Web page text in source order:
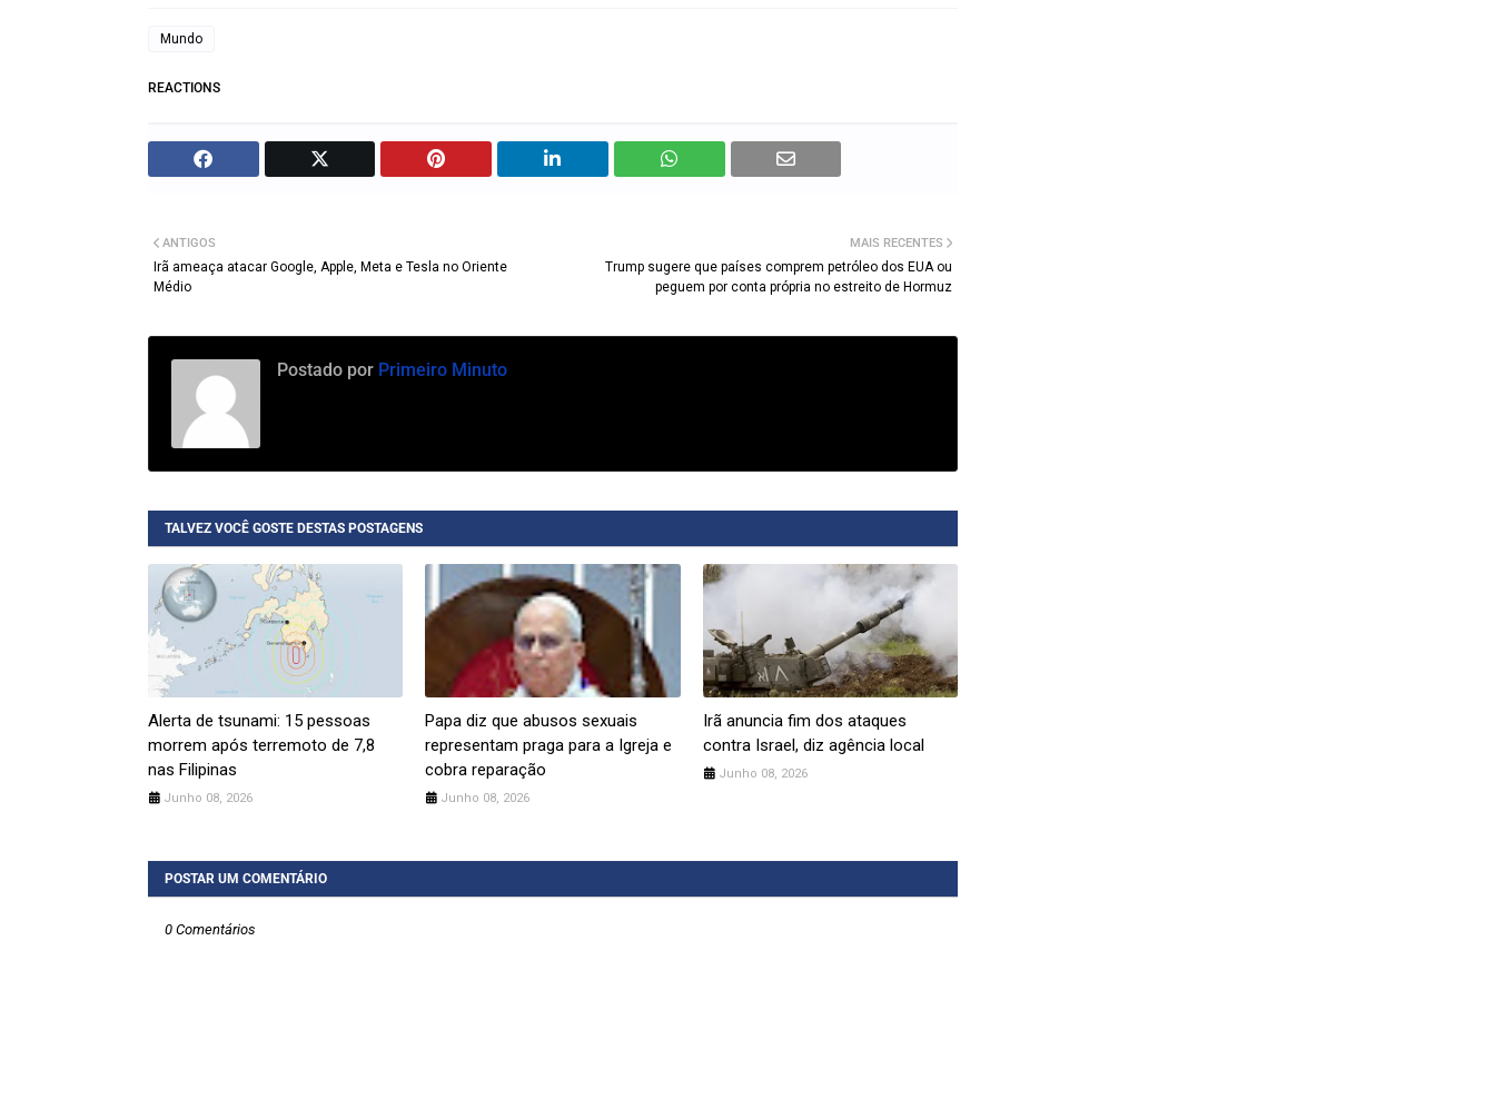
Mundo
REACTIONS
MAIS RECENTES
Trump sugere que países comprem petróleo dos EUA ou
peguem por conta própria no estreito de Hormuz
ANTIGOS
Irã ameaça atacar Google, Apple, Meta e Tesla no Oriente
Médio
Postado por Primeiro Minuto
TALVEZ VOCÊ GOSTE DESTAS POSTAGENS
Alerta de tsunami: 15 pessoas
morrem após terremoto de 7,8
nas Filipinas
Junho 08, 2026
Papa diz que abusos sexuais
representam praga para a Igreja e
cobra reparação
Junho 08, 2026
Irã anuncia fim dos ataques
contra Israel, diz agência local
Junho 08, 2026
POSTAR UM COMENTÁRIO
0 Comentários